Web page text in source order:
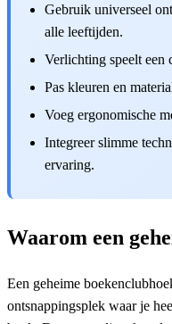
Gebruik universeel
alle leeftijden.
Verlichting speelt een
Pas kleuren en
Voeg ergonomische
Integreer slimme
ervaring.
Waarom een
Een geheime
ontsnappingsplek waar je